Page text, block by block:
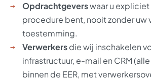
Opdrachtgeverswaar u expliciet
procedure bent, nooit zonder uw
toestemming.
Verwerkersdie wij inschakelen
infrastructuur, e-mail en CRM
binnen de EER, met